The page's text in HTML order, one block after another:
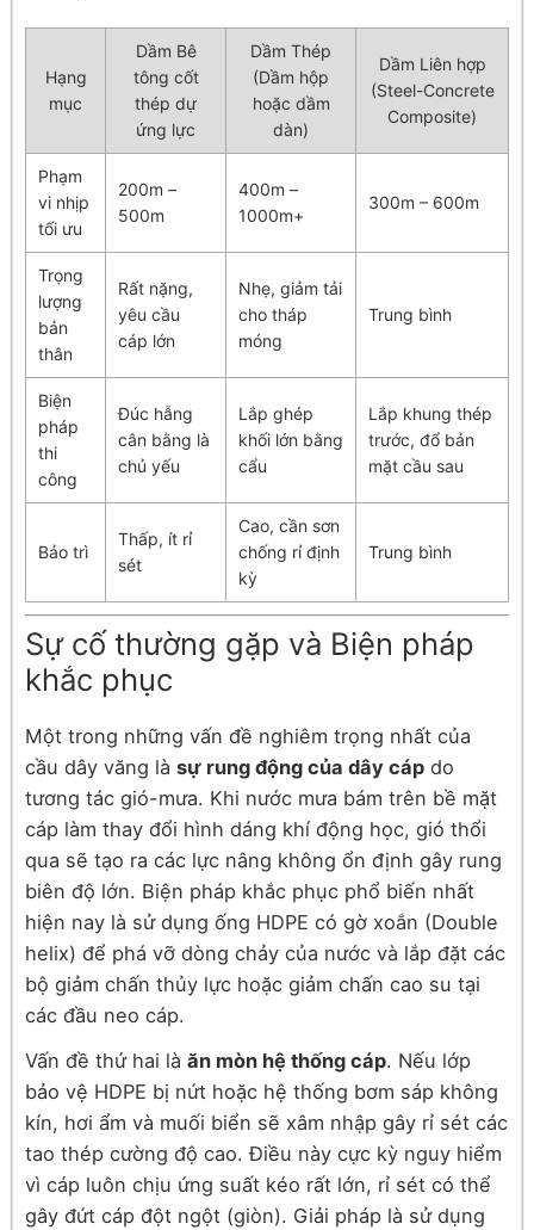
Hạng
mục
Dầm Bê
tông cốt
thép dự
ứng lực
Dầm Thép
(Dầm hộp
hoặc dầm
dàn)
Dầm Liên hợp
(Steel-Concrete
Composite)
Phạm
vi nhịp
tối ưu
200m –
500m
400m –
1000m+
300m – 600m
Trọng
lượng
bản
thân
Rất nặng,
yêu cầu
cáp lớn
Nhẹ, giảm tải
cho tháp
móng
Trung bình
Biện
pháp
thi
công
Đúc hẫng
cân bằng là
chủ yếu
Lắp ghép
khối lớn bằng
cẩu
Lắp khung thép
trước, đổ bản
mặt cầu sau
Bảo trì
Thấp, ít rỉ
sét
Cao, cần sơn
chống rỉ định
kỳ
Trung bình
Sự cố thường gặp và Biện pháp
khắc phục
Một trong những vấn đề nghiêm trọng nhất của
cầu dây văng là sự rung động của dây cáp do
tương tác gió-mưa. Khi nước mưa bám trên bề mặt
cáp làm thay đổi hình dáng khí động học, gió thổi
qua sẽ tạo ra các lực nâng không ổn định gây rung
biên độ lớn. Biện pháp khắc phục phổ biến nhất
hiện nay là sử dụng ống HDPE có gờ xoắn (Double
helix) để phá vỡ dòng chảy của nước và lắp đặt các
bộ giảm chấn thủy lực hoặc giảm chấn cao su tại
các đầu neo cáp.
Vấn đề thứ hai là ăn mòn hệ thống cáp. Nếu lớp
bảo vệ HDPE bị nứt hoặc hệ thống bơm sáp không
kín, hơi ẩm và muối biển sẽ xâm nhập gây rỉ sét các
tao thép cường độ cao. Điều này cực kỳ nguy hiểm
vì cáp luôn chịu ứng suất kéo rất lớn, rỉ sét có thể
gây đứt cáp đột ngột (giòn). Giải pháp là sử dụng